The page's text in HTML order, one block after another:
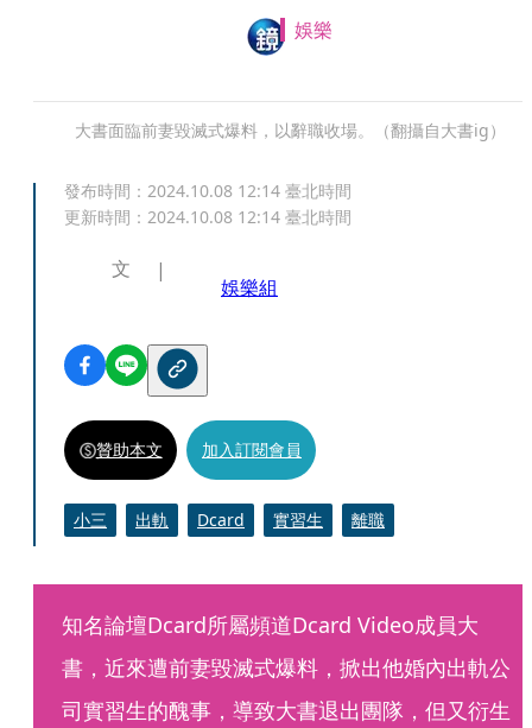
娛樂
大書面臨前妻毀滅式爆料，以辭職收場。（翻攝自大書ig）
發布時間： 2024.10.08 12:14 臺北時間
更新時間： 2024.10.08 12:14 臺北時間
文
娛樂組
贊助本文 加入訂閱會員
小三 出軌 Dcard 實習生 離職
知名論壇Dcard所屬頻道Dcard Video成員大
書，近來遭前妻毀滅式爆料，掀出他婚內出軌公
司實習生的醜事，導致大書退出團隊，但又衍生